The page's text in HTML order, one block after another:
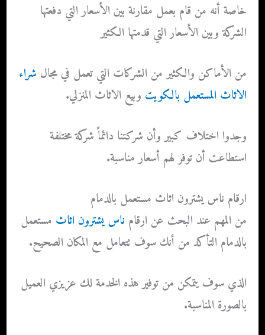
خاصة أنه من قام بعمل مقارنة بين الأسعار التي دفعتها
الشركة وبين الأسعار التي قدمتها الكثير
من الأماكن والكثير من الشركات التي تعمل في مجال شراء
الاثاث المستعمل بالكويت وبيع الاثاث المنزلي.
وجدوا اختلاف كبير وأن شركتنا دائماً شركة مختلفة
استطاعت أن توفر لهم أسعار مناسبة.
ارقام ناس يشترون اثاث مستعمل بالدمام
من المهم عند البحث عن ارقام ناس يشترون اثاث مستعمل
بالدمام التأكد من أنك سوف تتعامل مع المكان الصحيح.
الذي سوف يتمكن من توفير هذه الخدمة لك عزيزي العميل
بالصورة المناسبة.